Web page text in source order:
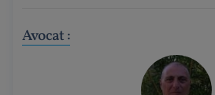
Avocat :